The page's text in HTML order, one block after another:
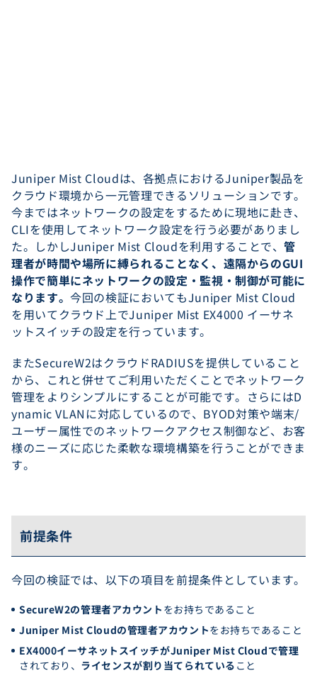
Juniper Mist Cloudは、各拠点におけるJuniper製品を
クラウド環境から一元管理できるソリューションです。
今まではネットワークの設定をするために現地に赴き、
CLIを使用してネットワーク設定を行う必要がありまし
た。しかしJuniper Mist Cloudを利用することで、管
理者が時間や場所に縛られることなく、遠隔からのGUI
操作で簡単にネットワークの設定・監視・制御が可能に
なります。今回の検証においてもJuniper Mist Cloud
を用いてクラウド上でJuniper Mist EX4000 イーサネ
ットスイッチの設定を行っています。
またSecureW2はクラウドRADIUSを提供していること
から、これと併せてご利用いただくことでネットワーク
管理をよりシンプルにすることが可能です。さらにはD
ynamic VLANに対応しているので、BYOD対策や端末/
ユーザー属性でのネットワークアクセス制御など、お客
様のニーズに応じた柔軟な環境構築を行うことができま
す。
前提条件
今回の検証では、以下の項目を前提条件としています。
SecureW2の管理者アカウント をお持ちであること
Juniper Mist Cloudの管理者アカウントをお持ちであること
EX4000イーサネットスイッチがJuniper Mist Cloudで管理
されており、 ライセンスが割り当てられている こと